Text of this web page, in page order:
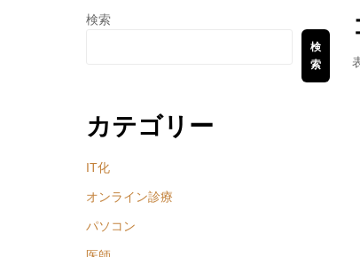
検索
検
索
カテゴリー
IT化
オンライン診療
パソコン